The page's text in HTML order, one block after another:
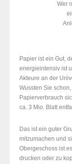
Wer
Papier ist ein Gut,
energieintensiv ist
Akteure an der
Wussten Sie
Papierverbrauch
ca. 3 Mio. Blatt
Das ist ein guter
mitzumachen und
Obergeschoss ist
drucken oder zu